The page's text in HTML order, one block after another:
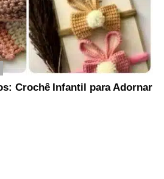
Crochê Infantil para Adornar